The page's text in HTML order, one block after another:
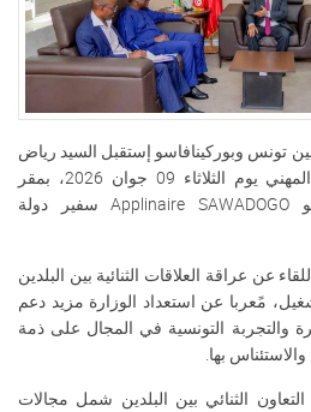
تونس وبوركينافاسو إستقبل السيد رياض
شوّد وزير التشغيل والتكوين المهني يوم الثلاثاء 09 جوان 2026، بمقر
الوزارة السيد آبلينار صودوقو Applinaire SAWADOGO سفير دولة
عن عراقة العلاقات الثنائية بين البلدين
مًعربا عن استعداد الوزارة مزيد دعم
والتجربة التونسية في المجال على ذمة
بها.
الثنائي بين البلدين شمل مجالات